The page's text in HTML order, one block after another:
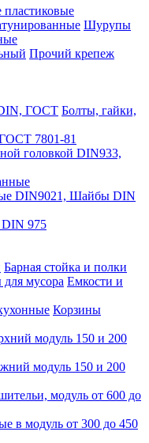
Шурупы
Прочий крепеж
Болты, гайки,
7801-81
головкой DIN933,
DIN9021, Шайбы DIN
975
Барная стойка и полки
Емкости и
Корзины
модуль 150 и 200
модуль 150 и 200
модуль от 600 до
в модуль от 300 до 450